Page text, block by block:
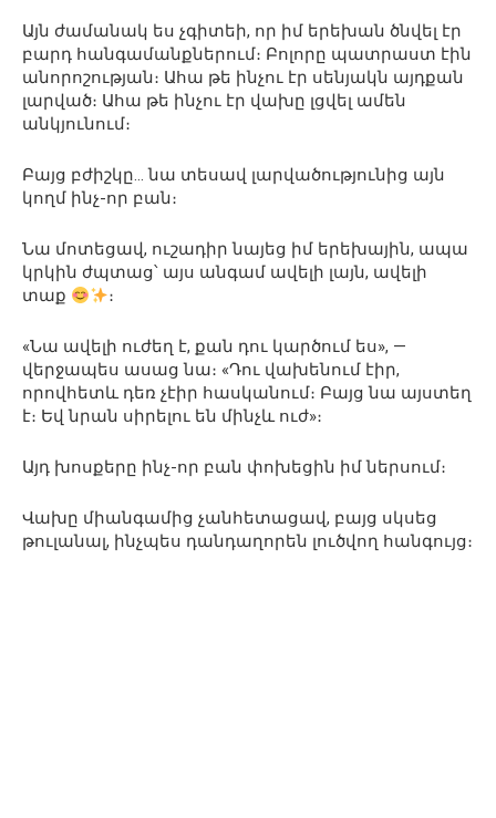
Այն ժամանակ ես չգիտեի, որ իմ երեխան ծնվել էր
բարդ հանգամանքներում։ Բոլորը պատրաստ էին
անորոշության։ Ահա թե ինչու էր սենյակն այդքան
լարված։ Ահա թե ինչու էր վախը լցվել ամեն
անկյունում։
Բայց բժիշկը… նա տեսավ լարվածությունից այն
կողմ ինչ-որ բան։
Նա մոտեցավ, ուշադիր նայեց իմ երեխային, ապա
կրկին ժպտաց՝ այս անգամ ավելի լայն, ավելի
տաք
։
«Նա ավելի ուժեղ է, քան դու կարծում ես», —
վերջապես ասաց նա։ «Դու վախենում էիր,
որովհետև դեռ չէիր հասկանում։ Բայց նա այստեղ
է։ Եվ նրան սիրելու են մինչև ուժ»։
Այդ խոսքերը ինչ-որ բան փոխեցին իմ ներսում։
Վախը միանգամից չանհետացավ, բայց սկսեց
թուլանալ, ինչպես դանդաղորեն լուծվող հանգույց։